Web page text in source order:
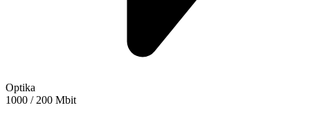
Optika
1000 / 200 Mbit